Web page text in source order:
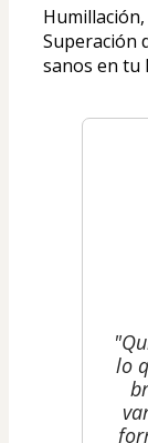
Superación
sanos en tu
lo